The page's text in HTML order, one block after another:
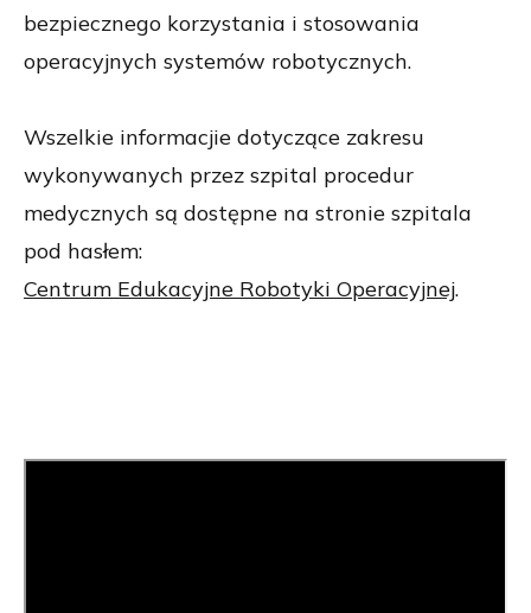
bezpiecznego korzystania i stosowania
operacyjnych systemów robotycznych.
Wszelkie informacjie dotyczące zakresu
wykonywanych przez szpital procedur
medycznych są dostępne na stronie szpitala
pod hasłem:
Centrum Edukacyjne Robotyki Operacyjnej.